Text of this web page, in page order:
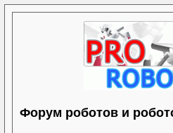
Форум роботов и